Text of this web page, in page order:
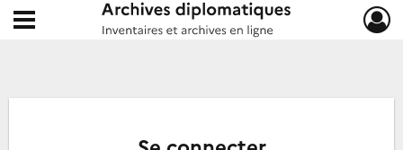
Archives diplomatiques
Ouvrir le menu déroulant